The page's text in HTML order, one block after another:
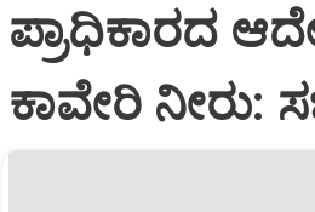
ಪ್ರಾಧಿಕಾರದ
ಕಾವೇರಿ ನೀರು: